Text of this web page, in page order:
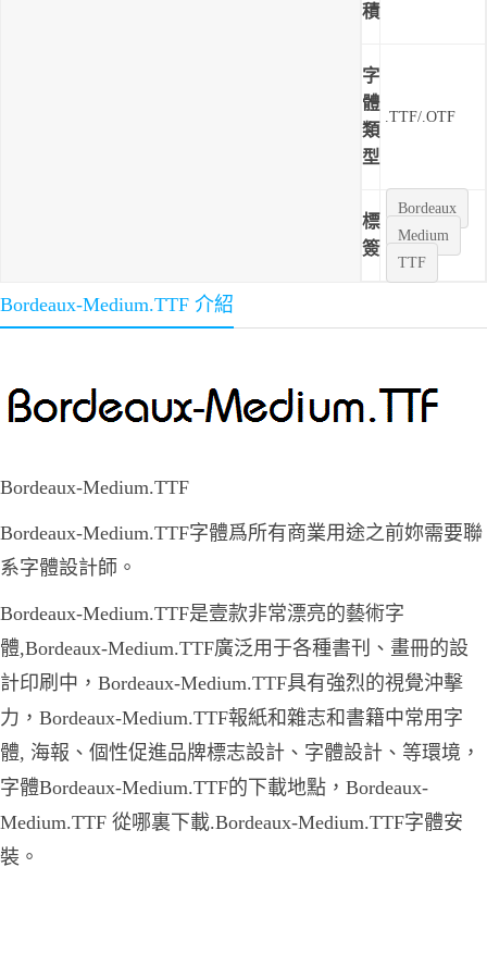
積
字
體
類
型
.TTF/.OTF
標
簽
Bordeaux
Medium
TTF
Bordeaux-Medium.TTF 介紹
Bordeaux-Medium.TTF
Bordeaux-Medium.TTF字體爲所有商業用途之前妳需要聯
系字體設計師。
Bordeaux-Medium.TTF是壹款非常漂亮的藝術字
體,Bordeaux-Medium.TTF廣泛用于各種書刊、畫冊的設
計印刷中，Bordeaux-Medium.TTF具有強烈的視覺沖擊
力，Bordeaux-Medium.TTF報紙和雜志和書籍中常用字
體, 海報、個性促進品牌標志設計、字體設計、等環境，
字體Bordeaux-Medium.TTF的下載地點，Bordeaux-
Medium.TTF 從哪裏下載.Bordeaux-Medium.TTF字體安
裝。